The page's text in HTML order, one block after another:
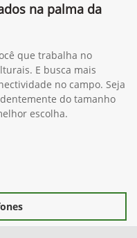
na palma da
que trabalha no
E busca mais
no campo. Seja
do tamanho
escolha.